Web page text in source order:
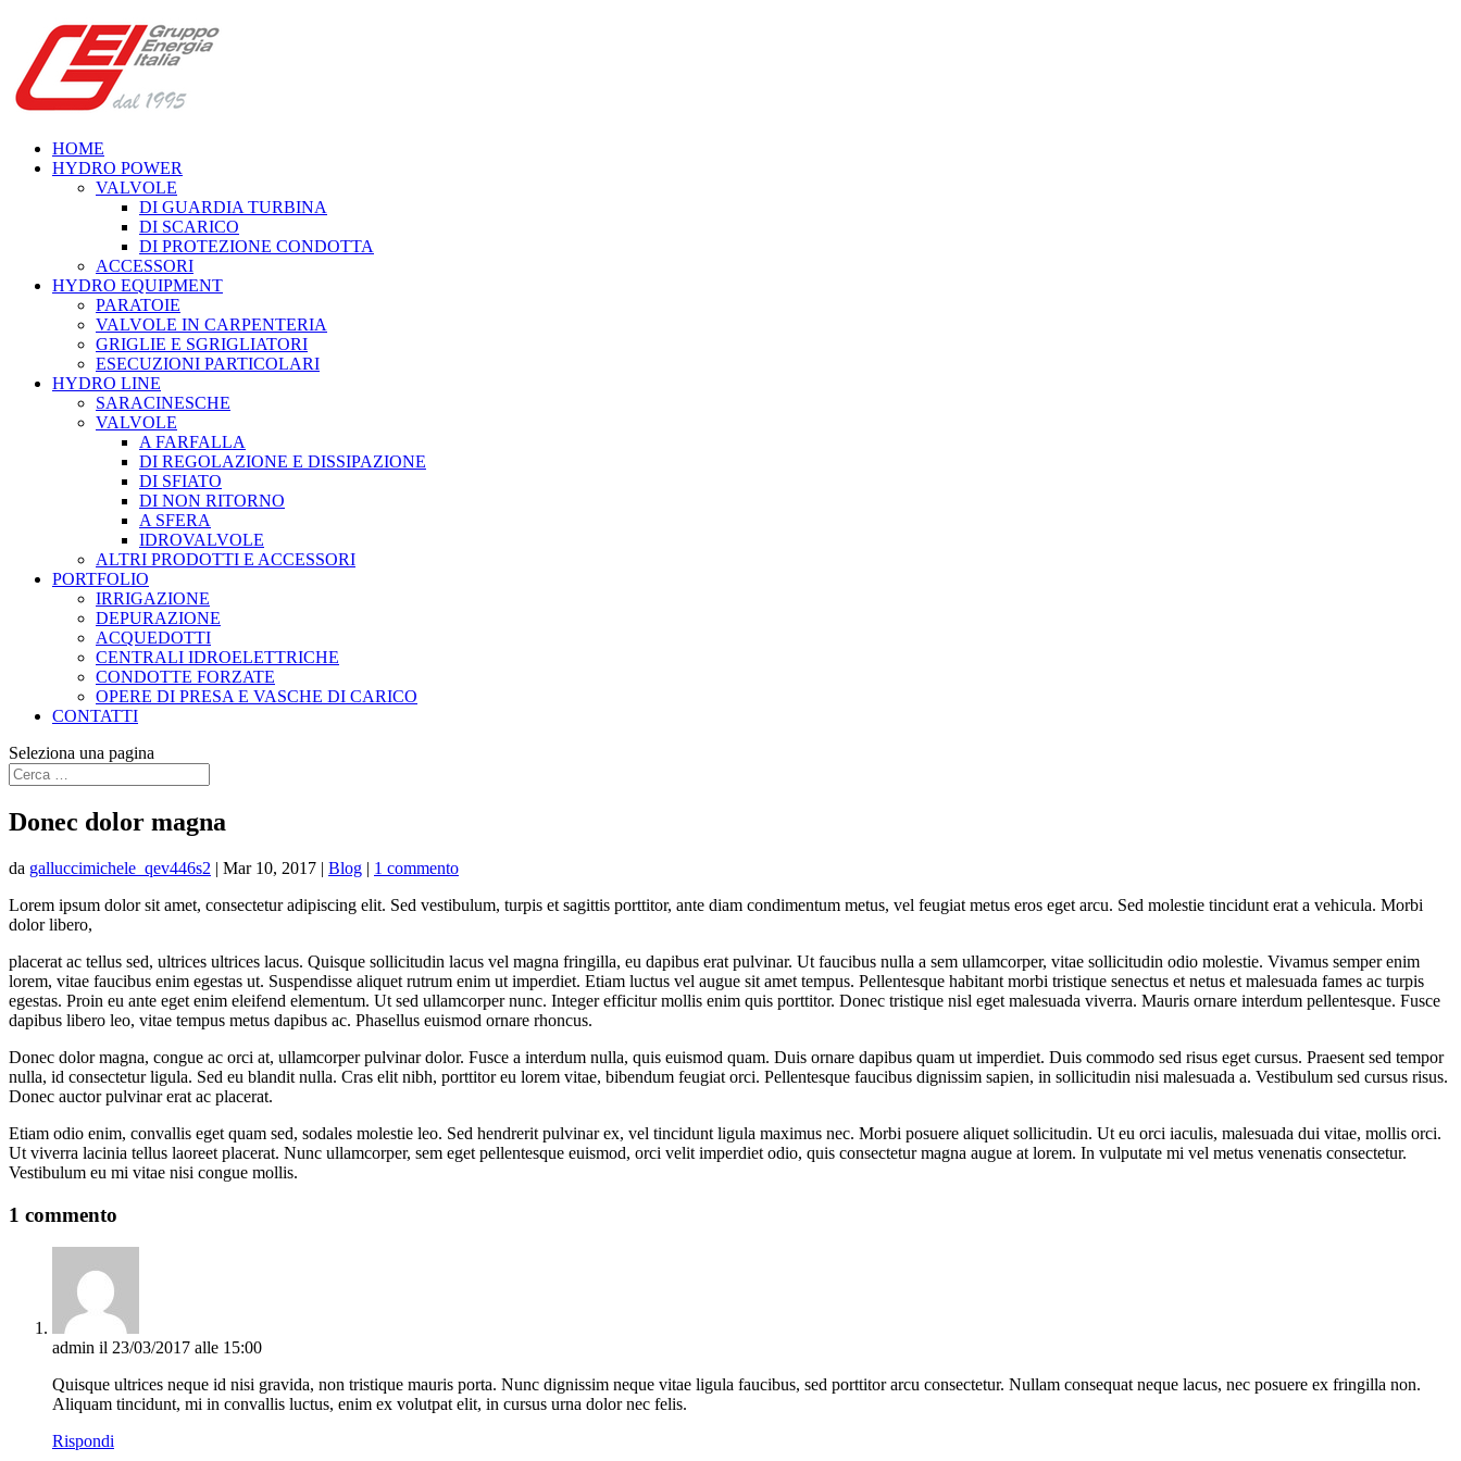
HOME
HYDRO POWER
VALVOLE
DI GUARDIA TURBINA
DI SCARICO
DI PROTEZIONE CONDOTTA
ACCESSORI
HYDRO EQUIPMENT
PARATOIE
VALVOLE IN CARPENTERIA
GRIGLIE E SGRIGLIATORI
ESECUZIONI PARTICOLARI
HYDRO LINE
SARACINESCHE
VALVOLE
A FARFALLA
DI REGOLAZIONE E DISSIPAZIONE
DI SFIATO
DI NON RITORNO
A SFERA
IDROVALVOLE
ALTRI PRODOTTI E ACCESSORI
PORTFOLIO
IRRIGAZIONE
DEPURAZIONE
ACQUEDOTTI
CENTRALI IDROELETTRICHE
CONDOTTE FORZATE
OPERE DI PRESA E VASCHE DI CARICO
CONTATTI
Seleziona una pagina
Donec dolor magna
da galluccimichele_qev446s2 | Mar 10, 2017 | Blog | 1 commento
Lorem ipsum dolor sit amet, consectetur adipiscing elit. Sed vestibulum, turpis et sagittis porttitor, ante diam condimentum metus, vel feugiat metus eros eget arcu. Sed molestie tincidunt erat a vehicula. Morbi
dolor libero,
placerat ac tellus sed, ultrices ultrices lacus. Quisque sollicitudin lacus vel magna fringilla, eu dapibus erat pulvinar. Ut faucibus nulla a sem ullamcorper, vitae sollicitudin odio molestie. Vivamus semper enim
lorem, vitae faucibus enim egestas ut. Suspendisse aliquet rutrum enim ut imperdiet. Etiam luctus vel augue sit amet tempus. Pellentesque habitant morbi tristique senectus et netus et malesuada fames ac turpis
egestas. Proin eu ante eget enim eleifend elementum. Ut sed ullamcorper nunc. Integer efficitur mollis enim quis porttitor. Donec tristique nisl eget malesuada viverra. Mauris ornare interdum pellentesque. Fusce
dapibus libero leo, vitae tempus metus dapibus ac. Phasellus euismod ornare rhoncus.
Donec dolor magna, congue ac orci at, ullamcorper pulvinar dolor. Fusce a interdum nulla, quis euismod quam. Duis ornare dapibus quam ut imperdiet. Duis commodo sed risus eget cursus. Praesent sed tempor
nulla, id consectetur ligula. Sed eu blandit nulla. Cras elit nibh, porttitor eu lorem vitae, bibendum feugiat orci. Pellentesque faucibus dignissim sapien, in sollicitudin nisi malesuada a. Vestibulum sed cursus risus.
Donec auctor pulvinar erat ac placerat.
Etiam odio enim, convallis eget quam sed, sodales molestie leo. Sed hendrerit pulvinar ex, vel tincidunt ligula maximus nec. Morbi posuere aliquet sollicitudin. Ut eu orci iaculis, malesuada dui vitae, mollis orci.
Ut viverra lacinia tellus laoreet placerat. Nunc ullamcorper, sem eget pellentesque euismod, orci velit imperdiet odio, quis consectetur magna augue at lorem. In vulputate mi vel metus venenatis consectetur.
Vestibulum eu mi vitae nisi congue mollis.
1 commento
admin il 23/03/2017 alle 15:00
Quisque ultrices neque id nisi gravida, non tristique mauris porta. Nunc dignissim neque vitae ligula faucibus, sed porttitor arcu consectetur. Nullam consequat neque lacus, nec posuere ex fringilla non.
Aliquam tincidunt, mi in convallis luctus, enim ex volutpat elit, in cursus urna dolor nec felis.
Rispondi